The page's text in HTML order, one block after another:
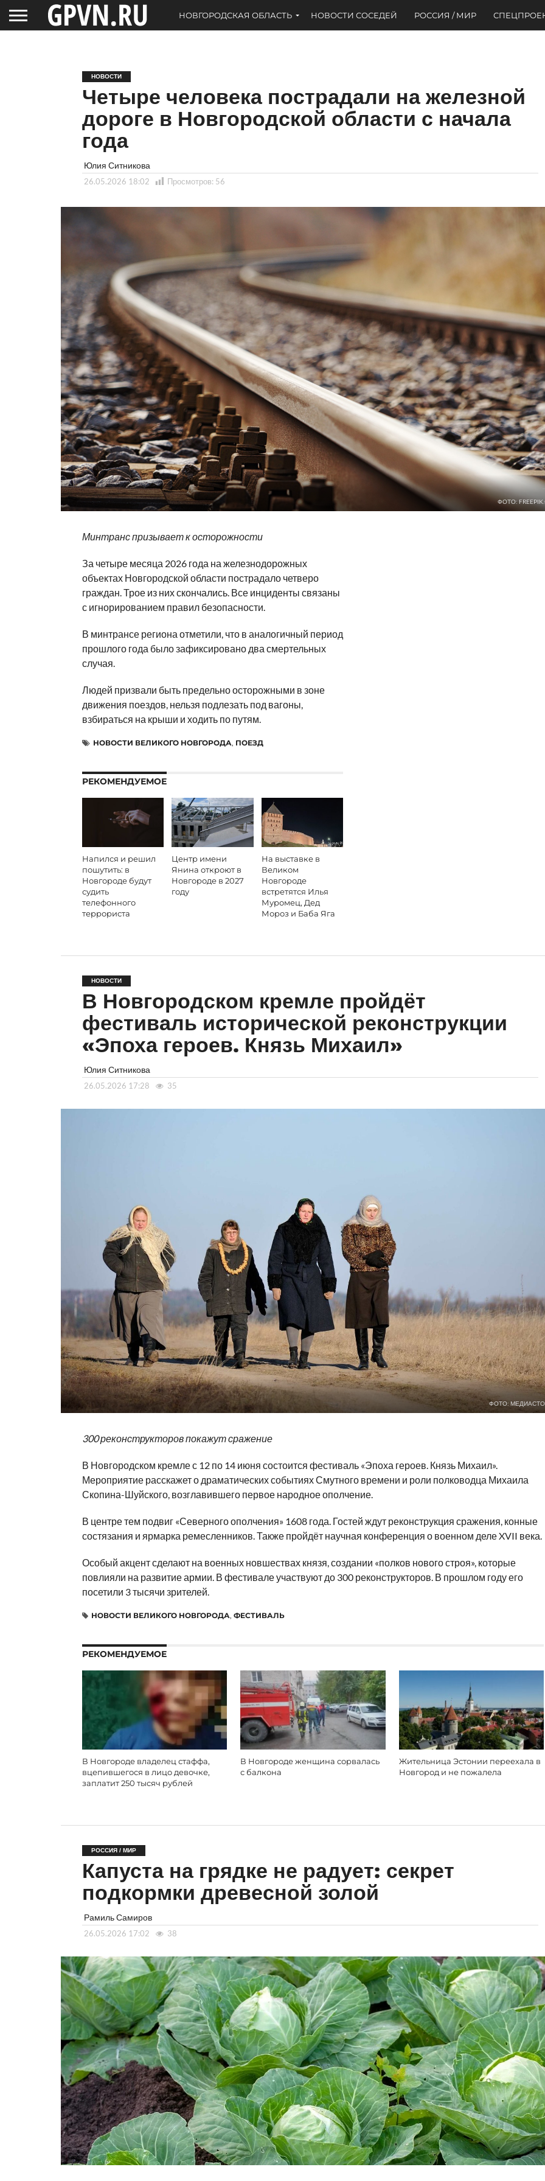
НОВГОРОДСКАЯ ОБЛАСТЬ НОВОСТИ СОСЕДЕЙ РОССИЯ / МИР
НОВОСТИ
Четыре человека пострадали на железной
дороге в Новгородской области с начала
года
Юлия Ситникова
26.05.2026 18:02 Просмотров: 56
ФОТО:
Минтранс призывает к осторожности
За четыре месяца 2026 года на железнодорожных
объектах Новгородской области пострадало четверо
граждан. Трое из них скончались. Все инциденты связаны
с игнорированием правил безопасности.
В минтрансе региона отметили, что в аналогичный период
прошлого года было зафиксировано два смертельных
случая.
Людей призвали быть предельно осторожными в зоне
движения поездов, нельзя подлезать под вагоны,
взбираться на крыши и ходить по путям.
НОВОСТИ ВЕЛИКОГО НОВГОРОДА, ПОЕЗД
РЕКОМЕНДУЕМОЕ
Напился и решил
пошутить: в
Новгороде будут
судить
телефонного
террориста
Центр имени
Янина откроют в
Новгороде в 2027
году
На выставке в
Великом
Новгороде
встретятся Илья
Муромец, Дед
Мороз и Баба Яга
НОВОСТИ
В Новгородском кремле пройдёт
фестиваль исторической реконструкции
«Эпоха героев. Князь Михаил»
Юлия Ситникова
26.05.2026 17:28 35
ФОТО:
300 реконструкторов покажут сражение
В Новгородском кремле с 12 по 14 июня состоится фестиваль «Эпоха героев. Князь Михаил».
Мероприятие расскажет о драматических событиях Смутного времени и роли полководца Михаила
Скопина-Шуйского, возглавившего первое народное ополчение.
В центре тем подвиг «Северного ополчения» 1608 года. Гостей ждут реконструкция сражения, конные
состязания и ярмарка ремесленников. Также пройдёт научная конференция о военном деле XVII века.
Особый акцент сделают на военных новшествах князя, создании «полков нового строя», которые
повлияли на развитие армии. В фестивале участвуют до 300 реконструкторов. В прошлом году его
посетили 3 тысячи зрителей.
НОВОСТИ ВЕЛИКОГО НОВГОРОДА, ФЕСТИВАЛЬ
РЕКОМЕНДУЕМОЕ
В Новгороде владелец стаффа,
вцепившегося в лицо девочке,
заплатит 250 тысяч рублей
В Новгороде женщина сорвалась
с балкона
Жительница Эстонии переехала в
Новгород и не пожалела
РОССИЯ / МИР
Капуста на грядке не радует: секрет
подкормки древесной золой
Рамиль Самиров
26.05.2026 17:02 38